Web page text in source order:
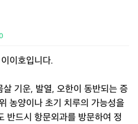
이호입니다.
기운, 발열, 오한이 동반되는 증
농양이나 초기 치루의 가능성을
반드시 항문외과를 방문하여 정